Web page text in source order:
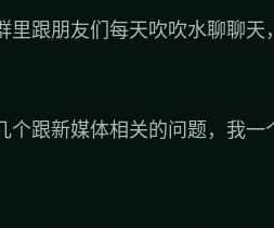
跟朋友们每天吹吹水聊聊天
跟新媒体相关的问题，我一